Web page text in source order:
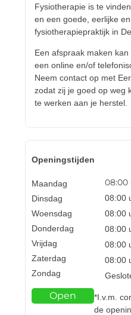
Fysiotherapie is te
en een goede, eerlijke
fysiotherapiepraktijk in
Een afspraak maken
een online en/of
Neem contact op met
zodat zij je goed op weg
te werken aan je herstel.
Openingstijden
Maandag
Dinsdag
Woensdag
Donderdag
Vrijdag
Zaterdag
Zondag
08:00
08:00
08:00
08:00
08:00
08:00
Open
*I.v.m.
de